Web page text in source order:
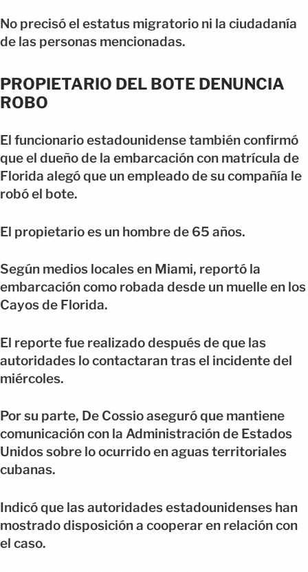
No precisó el estatus migratorio ni la ciudadanía
de las personas mencionadas.
PROPIETARIO DEL BOTE DENUNCIA
ROBO
El funcionario estadounidense también confirmó
que el dueño de la embarcación con matrícula de
Florida alegó que un empleado de su compañía le
robó el bote.
El propietario es un hombre de 65 años.
Según medios locales en Miami, reportó la
embarcación como robada desde un muelle en los
Cayos de Florida.
El reporte fue realizado después de que las
autoridades lo contactaran tras el incidente del
miércoles.
Por su parte, De Cossio aseguró que mantiene
comunicación con la Administración de Estados
Unidos sobre lo ocurrido en aguas territoriales
cubanas.
Indicó que las autoridades estadounidenses han
mostrado disposición a cooperar en relación con
el caso.